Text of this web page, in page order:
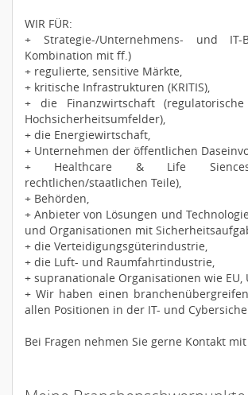
WIR FÜR:
+ Strategie-/Unternehmens- und IT-
Kombination mit ff.)
+ regulierte, sensitive Märkte,
+ kritische Infrastrukturen (KRITIS),
+ die Finanzwirtschaft
Hochsicherheitsumfelder),
+ die Energiewirtschaft,
+ Unternehmen der öffentlichen
+ Healthcare & Life Siences
rechtlichen/staatlichen Teile),
+ Behörden,
+ Anbieter von Lösungen und
und Organisationen mit
+ die Verteidigungsgüterindustrie,
+ die Luft- und Raumfahrtindustrie,
+ supranationale Organisationen wie EU,
+ Wir haben einen
allen Positionen in der IT- und
Bei Fragen nehmen Sie gerne Kontakt